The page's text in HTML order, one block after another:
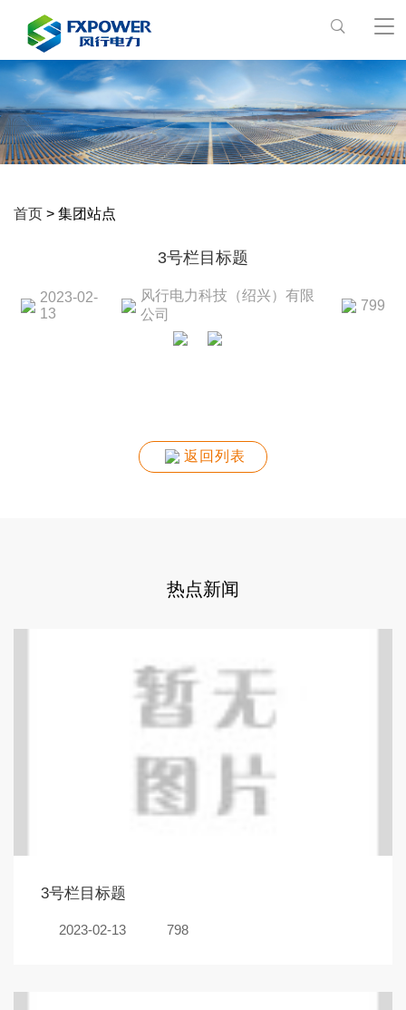
首页 > 集团站点
3号栏目标题
2023-02-
13
风行电力科技（绍兴）有限
公司
799
返回列表
热点新闻
3号栏目标题
2023-02-13 798